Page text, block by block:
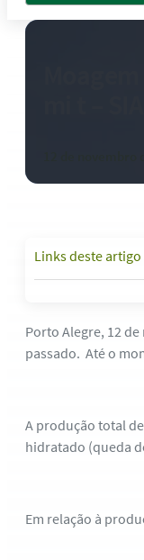
Links deste artigo
Porto Alegre, 12
passado. Até o
A produção total
hidratado (queda
Em relação à